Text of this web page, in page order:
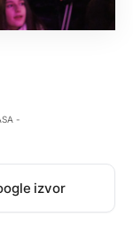
-
izvor